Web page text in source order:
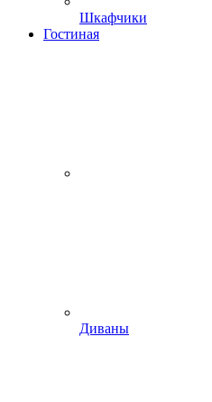
Шкафчики
Гостиная
Диваны